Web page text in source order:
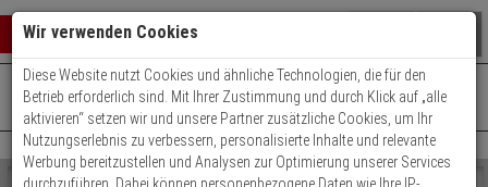
Warenkorb schließen
0 ARTIKEL IM WARENKORB
Ihr Warenkorb ist momentan leer.
Ergebnisse ()
Fertig
Shop
+49 (0)821 899 493-0Mo. - Do.: 8:00 - 16:30 | Fr.: 8:00 - 14:00 Uhr
Kontaktservice nutzen
Wir verwenden Cookies
Diese Website nutzt Cookies und ähnliche Technologien, die für den
Betrieb erforderlich sind. Mit Ihrer Zustimmung und durch Klick auf „alle
aktivieren“ setzen wir und unsere Partner zusätzliche Cookies, um Ihr
Nutzungserlebnis zu verbessern, personalisierte Inhalte und relevante
Werbung bereitzustellen und Analysen zur Optimierung unserer Services